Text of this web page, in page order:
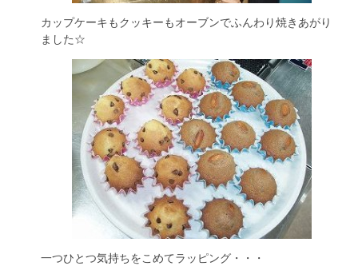
カップケーキもクッキーもオーブンでふんわり焼きあがり
ました☆
一つひとつ気持ちをこめてラッピング・・・